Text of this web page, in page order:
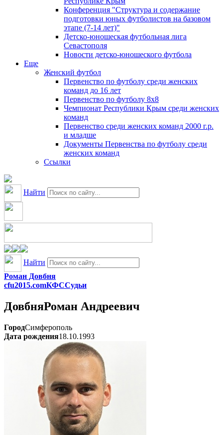
Конференция "Структура и содержание
подготовки юных футболистов на базовом
этапе (7-14 лет)"
Детско-юношеская футбольная лига
Севастополя
Новости детско-юношеского футбола
Еще
Женский футбол
Первенство по футболу среди женских
команд до 16 лет
Первенство по футболу 8х8
Чемпионат Республики Крым среди женских
команд
Первенство среди женских команд 2000 г.р.
и младше
Документы Первенства по футболу среди
женских команд
Ссылки
Найти
Найти
Роман Довбня
cfu2015.comКФССудьи
ДовбняРоман Андреевич
ГородСимферополь
Дата рождения18.10.1993